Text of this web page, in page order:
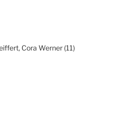
Cora Werner (11)